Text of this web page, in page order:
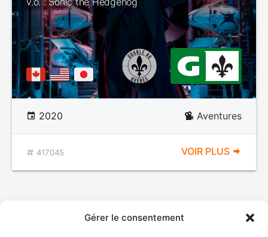
Gérer le consentement
2020 Aventures
417045 VOIR PLUS